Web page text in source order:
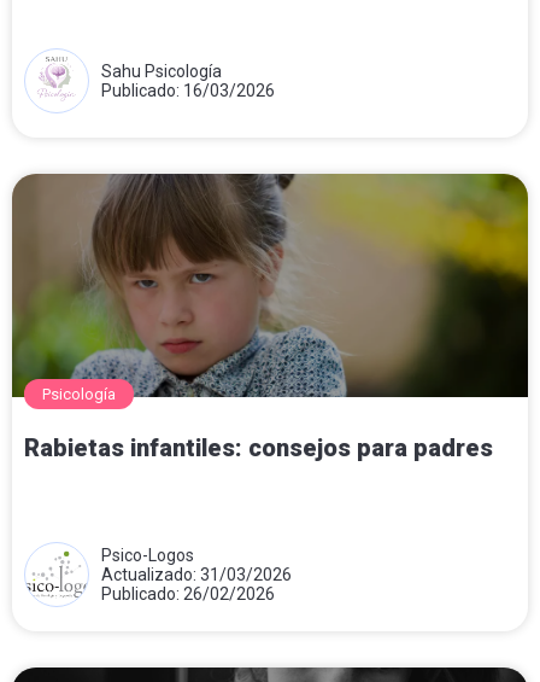
Sahu Psicología
Publicado: 16/03/2026
Psicología
Rabietas infantiles: consejos para padres
Psico-Logos
Actualizado: 31/03/2026
Publicado: 26/02/2026